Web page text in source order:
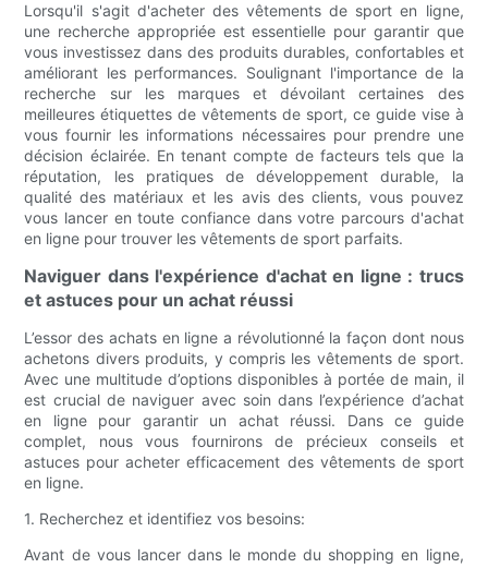
Lorsqu'il s'agit d'acheter des vêtements de sport en ligne,
une recherche appropriée est essentielle pour garantir que
vous investissez dans des produits durables, confortables et
améliorant les performances. Soulignant l'importance de la
recherche sur les marques et dévoilant certaines des
meilleures étiquettes de vêtements de sport, ce guide vise à
vous fournir les informations nécessaires pour prendre une
décision éclairée. En tenant compte de facteurs tels que la
réputation, les pratiques de développement durable, la
qualité des matériaux et les avis des clients, vous pouvez
vous lancer en toute confiance dans votre parcours d'achat
en ligne pour trouver les vêtements de sport parfaits.
Naviguer dans l'expérience d'achat en ligne : trucs
et astuces pour un achat réussi
L’essor des achats en ligne a révolutionné la façon dont nous
achetons divers produits, y compris les vêtements de sport.
Avec une multitude d’options disponibles à portée de main, il
est crucial de naviguer avec soin dans l’expérience d’achat
en ligne pour garantir un achat réussi. Dans ce guide
complet, nous vous fournirons de précieux conseils et
astuces pour acheter efficacement des vêtements de sport
en ligne.
1. Recherchez et identifiez vos besoins:
Avant de vous lancer dans le monde du shopping en ligne,